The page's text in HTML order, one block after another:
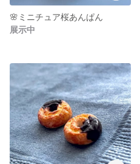
🌸ミニチュア桜あんぱん
展示中